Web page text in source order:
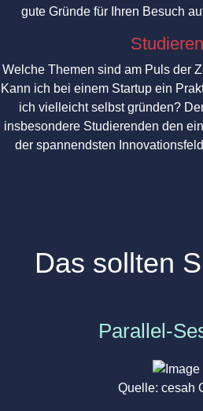
gute Gründe für Ihren Besuch
Welche Themen sind am Puls der
Kann ich bei einem Startup ein
ich vielleicht selbst gründen?
insbesondere Studierenden den
der spannendsten
Das sollten
Parallel-
Quelle: cesah